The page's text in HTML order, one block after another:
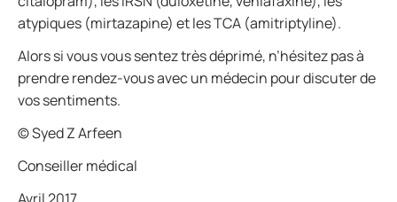
atypiques (mirtazapine) et les TCA (amitriptyline).
Alors si vous vous sentez très déprimé, n’hésitez pas à
prendre rendez-vous avec un médecin pour discuter de
vos sentiments.
© Syed Z Arfeen
Conseiller médical